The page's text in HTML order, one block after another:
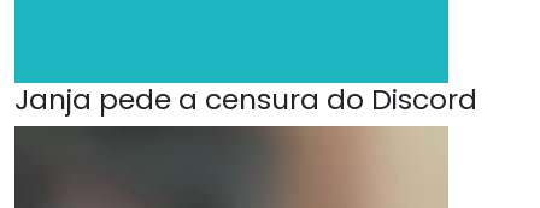
Janja pede a censura do Discord